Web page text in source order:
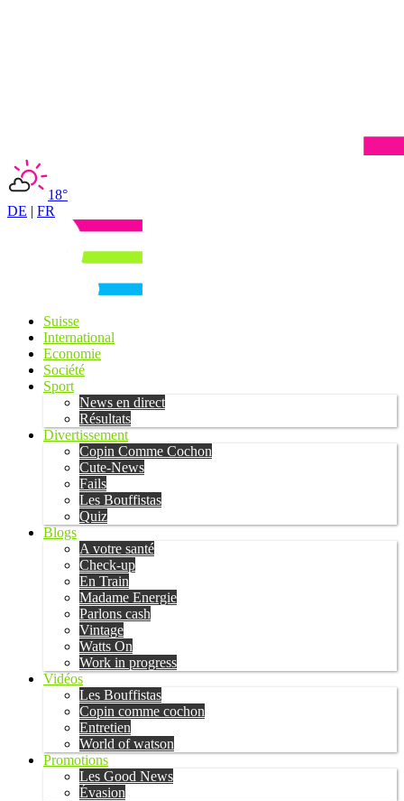
18°
DE | FR
Suisse
International
Economie
Société
Sport
News en direct
Résultats
Divertissement
Copin Comme Cochon
Cute-News
Fails
Les Bouffistas
Quiz
Blogs
A votre santé
Check-up
En Train
Madame Energie
Parlons cash
Vintage
Watts On
Work in progress
Vidéos
Les Bouffistas
Copin comme cochon
Entretien
World of watson
Promotions
Les Good News
Évasion